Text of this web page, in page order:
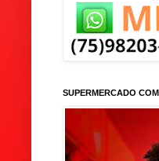
SUPERMERCADO